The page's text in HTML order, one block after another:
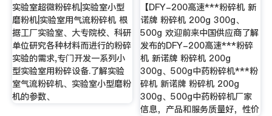
实验室超微粉碎机|实验室小型
磨粉机|实验室用气流粉碎机 根
据工厂实验室、大专院校、科研
单位研究各种材料而进行的粉碎
实验的需求,专门开发一系列小
型实验室用粉碎设备.了解实验
室气流粉碎机、实验室小型磨粉
机的参数、
【DFY-200高速***粉碎机 新
诺牌 粉碎机 200g 300g、
500g 欢迎前来中国供应商了解
发布的DFY-200高速***粉碎
机 新诺牌 粉碎机 200g
300g、500g中药粉碎机***粉
碎机 新诺牌 粉碎机 200g
300g、500g中药粉碎机厂家
信息，产品和服务质量好，性价